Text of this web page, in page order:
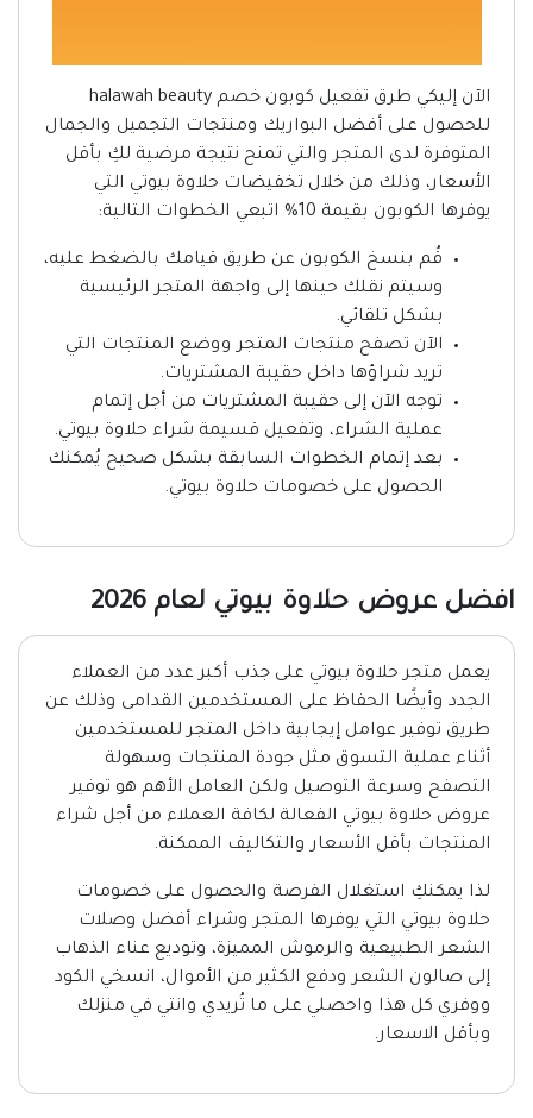
الآن إليكي طرق تفعيل كوبون خصم halawah beauty
للحصول على أفضل البواريك ومنتجات التجميل والجمال
المتوفرة لدى المتجر والتي تمنح نتيجة مرضية لكِ بأقل
الأسعار، وذلك من خلال تخفيضات حلاوة بيوتي التي
يوفرها الكوبون بقيمة 10% اتبعي الخطوات التالية:
قُم بنسخ الكوبون عن طريق قيامك بالضغط عليه،
وسيتم نقلك حينها إلى واجهة المتجر الرئيسية
بشكل تلقائي.
الآن تصفح منتجات المتجر ووضع المنتجات التي
تريد شراؤها داخل حقيبة المشتريات.
توجه الآن إلى حقيبة المشتريات من أجل إتمام
عملية الشراء، وتفعيل قسيمة شراء حلاوة بيوتي.
بعد إتمام الخطوات السابقة بشكل صحيح يُمكنك
الحصول على خصومات حلاوة بيوتي.
افضل عروض حلاوة بيوتي لعام 2026
يعمل متجر حلاوة بيوتي على جذب أكبر عدد من العملاء
الجدد وأيضًا الحفاظ على المستخدمين القدامى وذلك عن
طريق توفير عوامل إيجابية داخل المتجر للمستخدمين
أثناء عملية التسوق مثل جودة المنتجات وسهولة
التصفح وسرعة التوصيل ولكن العامل الأهم هو توفير
عروض حلاوة بيوتي الفعالة لكافة العملاء من أجل شراء
المنتجات بأقل الأسعار والتكاليف الممكنة.
لذا يمكنكِ استغلال الفرصة والحصول على خصومات
حلاوة بيوتي التي يوفرها المتجر وشراء أفضل وصلات
الشعر الطبيعية والرموش المميزة، وتوديع عناء الذهاب
إلى صالون الشعر ودفع الكثير من الأموال، انسخي الكود
ووفري كل هذا واحصلي على ما تُريدي وانتي في منزلك
وبأقل الاسعار.